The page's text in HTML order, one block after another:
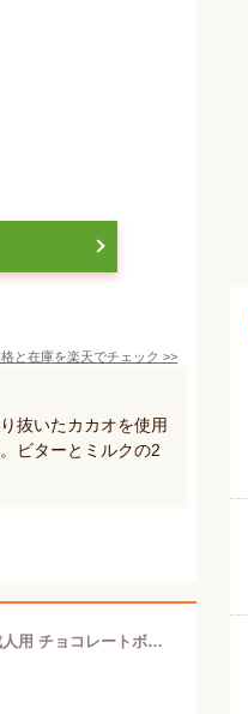
と在庫を楽天でチェック >>
抜いたカカオを使用
ビターとミルクの2
和酒セレクション 9個入 日本酒(純米大吟醸・大吟醸)・焼酎・梅酒 ボンボン 成人用 チョコレートボンボン ウイスキーボンボン姉妹品 JAPANESE LIQUEUR【164】バレンタインデー 会社 職場 プレゼント 賞味期限：2025年6月 ◎